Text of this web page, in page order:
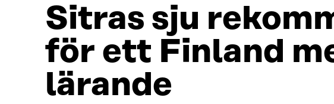
Sitras sju
för ett Finland
lärande